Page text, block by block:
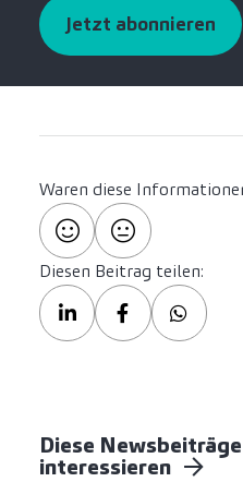
Jetzt abonnieren
Waren diese
Diesen Beitrag teilen:
Diese
interessieren